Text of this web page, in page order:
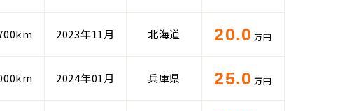
2023年11月 北海道 20.0 万円
2024年01月 兵庫県 25.0 万円